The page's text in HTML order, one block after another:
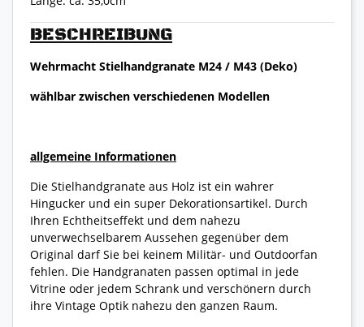
BESCHREIBUNG
Wehrmacht Stielhandgranate M24 / M43 (Deko)
wählbar zwischen verschiedenen Modellen
allgemeine Informationen
Die Stielhandgranate aus Holz ist ein wahrer
Hingucker und ein super Dekorationsartikel. Durch
Ihren Echtheitseffekt und dem nahezu
unverwechselbarem Aussehen gegenüber dem
Original darf Sie bei keinem Militär- und Outdoorfan
fehlen. Die Handgranaten passen optimal in jede
Vitrine oder jedem Schrank und verschönern durch
ihre Vintage Optik nahezu den ganzen Raum.